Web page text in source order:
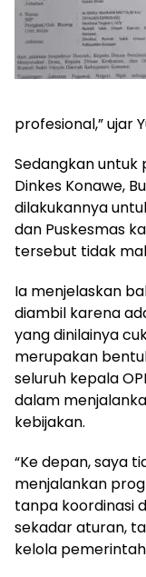
profesional,” ujar
Sedangkan
Dinkes Konawe,
dilakukannya
dan Puskesmas
tersebut tidak
Ia menjelaskan
diambil karena
yang dinilainya
merupakan
seluruh kepala
dalam
kebijakan.
“Ke depan, saya
menjalankan
tanpa koordinasi
sekadar aturan,
kelola